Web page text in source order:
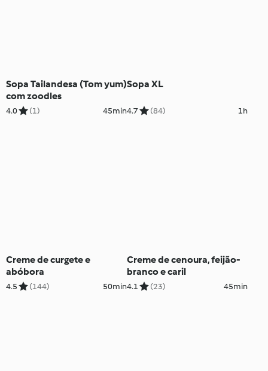
Sopa Tailandesa (Tom yum)
com zoodles
4.0 (1) 45min
Sopa XL
4.7 (84) 1h
Creme de curgete e
abóbora
4.5 (144) 50min
Creme de cenoura, feijão-
branco e caril
4.1 (23) 45min